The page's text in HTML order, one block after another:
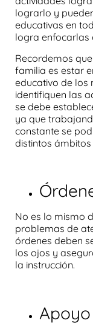
lograrlo y
educativas en
logra enfocarlas
Recordemos
familia es estar
educativo de los
identifiquen las
se debe
ya que
constante se
distintos ámbitos
No es lo mismo
problemas de
órdenes deben
los ojos y
la instrucción.